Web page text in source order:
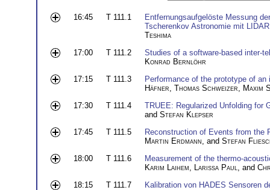
16:45 T 111.1
Entfernungsaufgelöste Messung
Tscherenkov Astronomie mit LIDAR
Teshima
17:00
T 111.2
Studies of a software-based inter-
Konrad Bernlöhr
17:15
T 111.3
Performance of the prototype of
Häfner Thomas Schweizer
Maxim
17:30
T 111.4
TRUEE: Regularized Unfolding for
and Stefan Klepser
17:45
T 111.5
Reconstruction of Events from the
Martin Erdmann , and Stefan
18:00
T 111.6
Measurement of the thermo-
Karim Laihem
Larissa Paul , and
18:15
T 111.7
Kalibration von HADES Sensoren